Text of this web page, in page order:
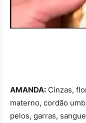
AMANDA: Cinzas,
materno, cordão
pelos, garras,